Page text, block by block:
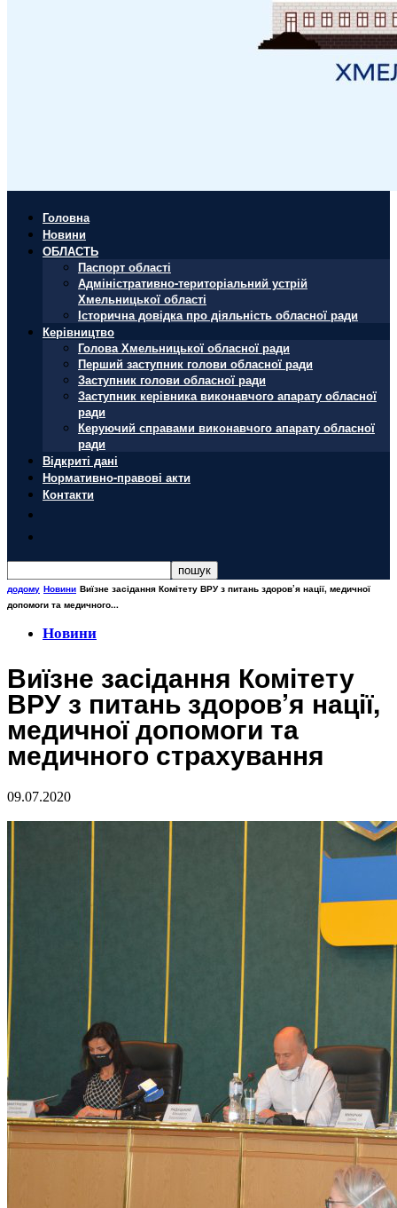
Головна
Новини
ОБЛАСТЬ
Паспорт області
Адміністративно-територіальний устрій
Хмельницької області
Історична довідка про діяльність обласної ради
Керівництво
Голова Хмельницької обласної ради
Перший заступник голови обласної ради
Заступник голови обласної ради
Заступник керівника виконавчого апарату обласної
ради
Керуючий справами виконавчого апарату обласної
ради
Відкриті дані
Нормативно-правові акти
Контакти
додому Новини Виїзне засідання Комітету ВРУ з питань здоров’я нації, медичної
допомоги та медичного...
Новини
Виїзне засідання Комітету
ВРУ з питань здоров’я нації,
медичної допомоги та
медичного страхування
09.07.2020